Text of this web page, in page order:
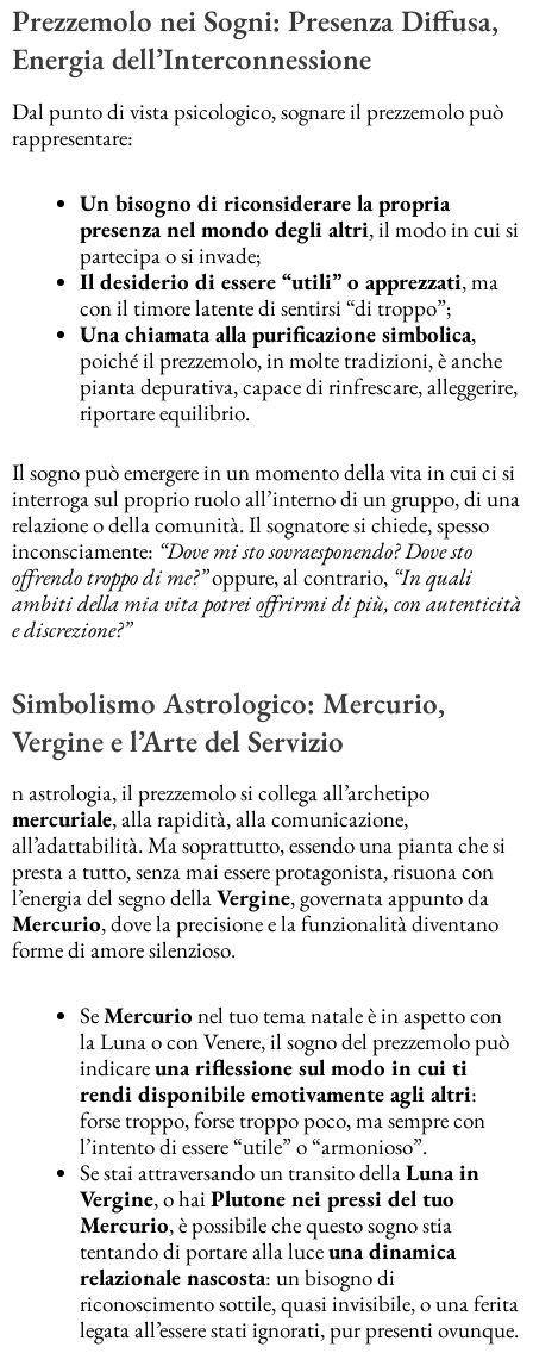
Prezzemolo nei Sogni: Presenza Diffusa,
Energia dell’Interconnessione
Dal punto di vista psicologico, sognare il prezzemolo può
rappresentare:
Un bisogno di riconsiderare la propria
presenza nel mondo degli altri, il modo in cui si
partecipa o si invade;
Il desiderio di essere “utili” o apprezzati, ma
con il timore latente di sentirsi “di troppo”;
Una chiamata alla purificazione simbolica,
poiché il prezzemolo, in molte tradizioni, è anche
pianta depurativa, capace di rinfrescare, alleggerire,
riportare equilibrio.
Il sogno può emergere in un momento della vita in cui ci si
interroga sul proprio ruolo all’interno di un gruppo, di una
relazione o della comunità. Il sognatore si chiede, spesso
inconsciamente: “Dove mi sto sovraesponendo? Dove sto
offrendo troppo di me?”oppure, al contrario, “In quali
ambiti della mia vita potrei offrirmi di più, con autenticità
e discrezione?”
Simbolismo Astrologico: Mercurio,
Vergine e l’Arte del Servizio
n astrologia, il prezzemolo si collega all’archetipo
mercuriale, alla rapidità, alla comunicazione,
all’adattabilità. Ma soprattutto, essendo una pianta che si
presta a tutto, senza mai essere protagonista, risuona con
l’energia del segno dellaVergine, governata appunto da
Mercurio, dove la precisione e la funzionalità diventano
forme di amore silenzioso.
SeMercurio nel tuo tema natale è in aspetto con
la Luna o con Venere, il sogno del prezzemolo può
indicareuna riflessione sul modo in cui ti
rendi disponibile emotivamente agli altri:
forse troppo, forse troppo poco, ma sempre con
l’intento di essere “utile” o “armonioso”.
Se stai attraversando un transito dellaLuna in
Vergine, o hai Plutone nei pressi del tuo
Mercurio, è possibile che questo sogno stia
tentando di portare alla luceuna dinamica
relazionale nascosta: un bisogno di
riconoscimento sottile, quasi invisibile, o una ferita
legata all’essere stati ignorati, pur presenti ovunque.